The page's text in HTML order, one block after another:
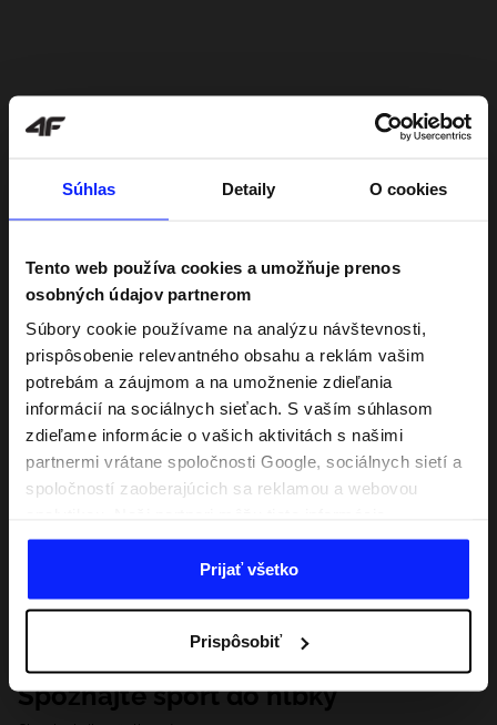
Súhlas Detaily O cookies
Tento web používa cookies a umožňuje prenos
osobných údajov partnerom
Súbory cookie používame na analýzu návštevnosti,
prispôsobenie relevantného obsahu a reklám vašim
potrebám a záujmom a na umožnenie zdieľania
informácií na sociálnych sieťach. S vaším súhlasom
zdieľame informácie o vašich aktivitách s našimi
partnermi vrátane spoločnosti Google, sociálnych sietí a
spoločností zaoberajúcich sa reklamou a webovou
kombinovať s inými, ktoré poskytnete mimo tejto
webovej stránky, ako aj s údajmi, ktoré získajú v
dôsledku vášho používania ich služieb. S vaším
našim partnerom, aby sme zacielili a zlepšili spôsob
zobrazovania online reklamy, vykonali analytický
prieskum, upravili obsah a zlepšili riešenia ponúkané
Prijať všetko
Prispôsobiť
Spoznajte šport do hĺbky